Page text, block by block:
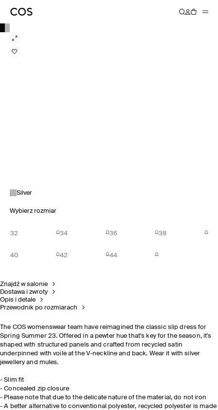
Silver
Wybierz rozmiar
32 34 36 38
40 42 44
Znajdź w salonie
Dostawa i zwroty
Opis i detale
Przewodnik po rozmiarach
The COS womenswear team have reimagined the classic slip dress for
Spring Summer 23. Offered in a pewter hue that's key for the season, it's
shaped with structured panels and crafted from recycled satin
underpinned with voile at the V-neckline and back. Wear it with silver
jewellery and mules.
- Slim fit
- Concealed zip closure
- Please note that due to the delicate nature of the material, do not iron
- A better alternative to conventional polyester, recycled polyester is made